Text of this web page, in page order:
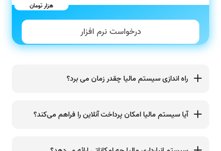
هزار تومان
درخواست نرم افزار
راه اندازی سیستم مالیا چقدر زمان می برد؟
آیا سیستم مالیا امکان پرداخت آنلاین را فراهم می‌کند؟